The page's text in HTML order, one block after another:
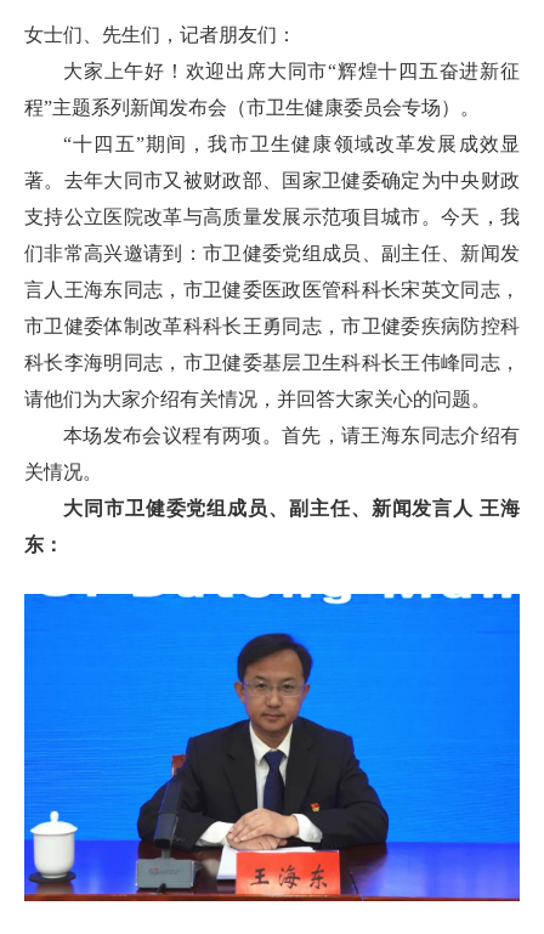
女士们、先生们，记者朋友们：
大家上午好！欢迎出席大同市“辉煌十四五奋进新征
程”主题系列新闻发布会（市卫生健康委员会专场）。
“十四五”期间，我市卫生健康领域改革发展成效显
著。去年大同市又被财政部、国家卫健委确定为中央财政
支持公立医院改革与高质量发展示范项目城市。今天，我
们非常高兴邀请到：市卫健委党组成员、副主任、新闻发
言人王海东同志，市卫健委医政医管科科长宋英文同志，
市卫健委体制改革科科长王勇同志，市卫健委疾病防控科
科长李海明同志，市卫健委基层卫生科科长王伟峰同志，
请他们为大家介绍有关情况，并回答大家关心的问题。
本场发布会议程有两项。首先，请王海东同志介绍有
关情况。
大同市卫健委党组成员、副主任、新闻发言人 王海
东：